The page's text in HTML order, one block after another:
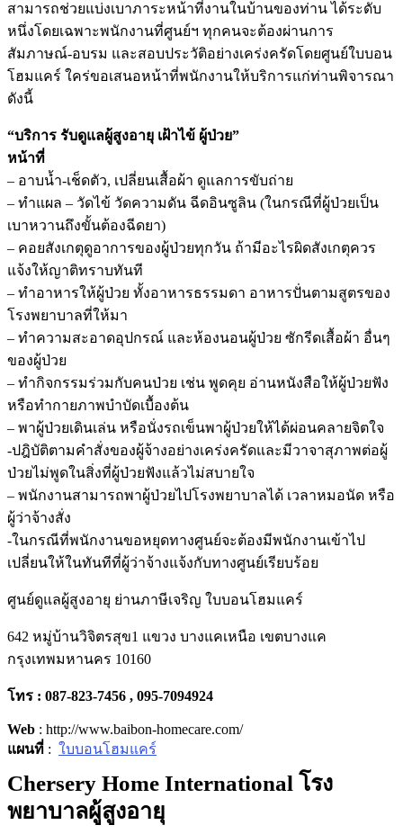
สามารถช่วยแบ่งเบาภาระหน้าที่งานในบ้านของท่าน ได้ระดับ
หนึ่งโดยเฉพาะพนักงานที่ศูนย์ฯ ทุกคนจะต้องผ่านการ
สัมภาษณ์-อบรม และสอบประวัติอย่างเคร่งครัดโดยศูนย์ใบบอน
โฮมแคร์ ใคร่ขอเสนอหน้าที่พนักงานให้บริการแก่ท่านพิจารณา
ดังนี้
“บริการ รับดูแลผู้สูงอายุ เฝ้าไข้ ผู้ป่วย”
หน้าที่
– อาบน้ำ-เช็ดตัว, เปลี่ยนเสื้อผ้า ดูแลการขับถ่าย
– ทำแผล – วัดไข้ วัดความดัน ฉีดอินซูลิน (ในกรณีที่ผู้ป่วยเป็น
เบาหวานถึงขั้นต้องฉีดยา)
– คอยสังเกตุดูอาการของผู้ป่วยทุกวัน ถ้ามีอะไรผิดสังเกตุควร
แจ้งให้ญาติทราบทันที
– ทำอาหารให้ผู้ป่วย ทั้งอาหารธรรมดา อาหารปั่นตามสูตรของ
โรงพยาบาลที่ให้มา
– ทำความสะอาดอุปกรณ์ และห้องนอนผู้ป่วย ซักรีดเสื้อผ้า อื่นๆ
ของผู้ป่วย
– ทำกิจกรรมร่วมกับคนป่วย เช่น พูดคุย อ่านหนังสือให้ผู้ป่วยฟัง
หรือทำกายภาพบำบัดเบื้องต้น
– พาผู้ป่วยเดินเล่น หรือนั่งรถเข็นพาผู้ป่วยให้ได้ผ่อนคลายจิตใจ
-ปฎิบัติตามคำสั่งของผู้จ้างอย่างเคร่งครัดและมีวาจาสุภาพต่อผู้
ป่วยไม่พูดในสิ่งที่ผู้ป่วยฟังแล้วไม่สบายใจ
– พนักงานสามารถพาผู้ป่วยไปโรงพยาบาลได้ เวลาหมอนัด หรือ
ผู้ว่าจ้างสั่ง
-ในกรณีที่พนักงานขอหยุดทางศูนย์จะต้องมีพนักงานเข้าไป
เปลี่ยนให้ในทันทีที่ผู้ว่าจ้างแจ้งกับทางศูนย์เรียบร้อย
ศูนย์ดูแลผู้สูงอายุ ย่านภาษีเจริญ ใบบอนโฮมแคร์
642 หมู่บ้านวิจิตรสุข1 แขวง บางแคเหนือ เขตบางแค
กรุงเทพมหานคร 10160
โทร : 087-823-7456 , 095-7094924
Web : http://www.baibon-homecare.com/
แผนที่ : ใบบอนโฮมแคร์
Chersery Home International โรง
พยาบาลผู้สูงอายุ